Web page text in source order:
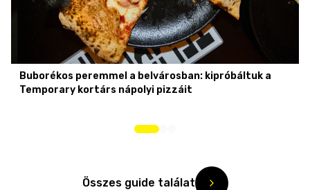
Buborékos peremmel a belvárosban: kipróbáltuk a
Temporary kortárs nápolyi pizzáit
Összes guide találat